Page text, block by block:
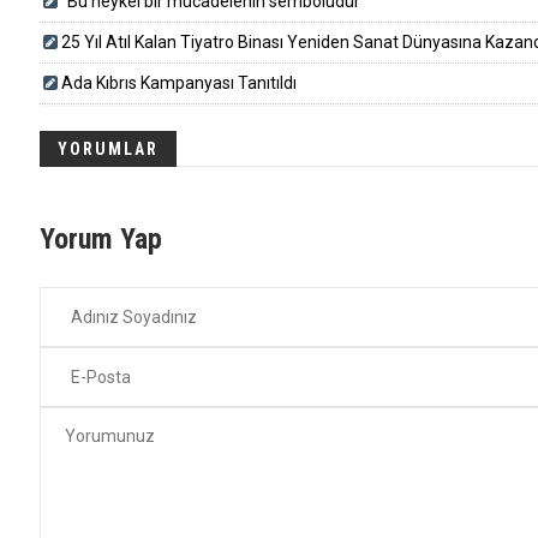
25 Yıl Atıl Kalan Tiyatro Binası Yeniden Sanat Dünyasına
Ada Kıbrıs Kampanyası Tanıtıldı
YORUMLAR
Yorum Yap